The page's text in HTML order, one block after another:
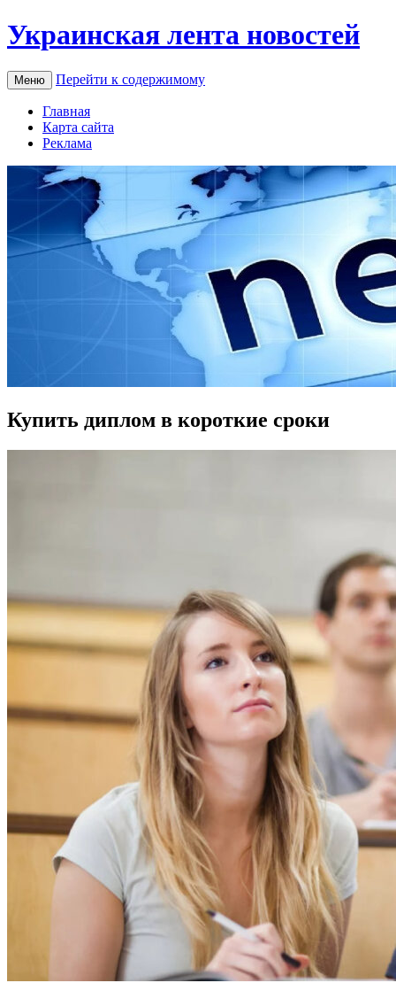
Украинская лента новостей
Меню Перейти к содержимому
Главная
Карта сайта
Реклама
Купить диплом в короткие сроки